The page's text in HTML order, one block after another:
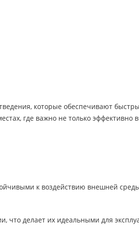
которые обеспечивают
где важно не только эффективно
к воздействию внешней
делает их идеальными для